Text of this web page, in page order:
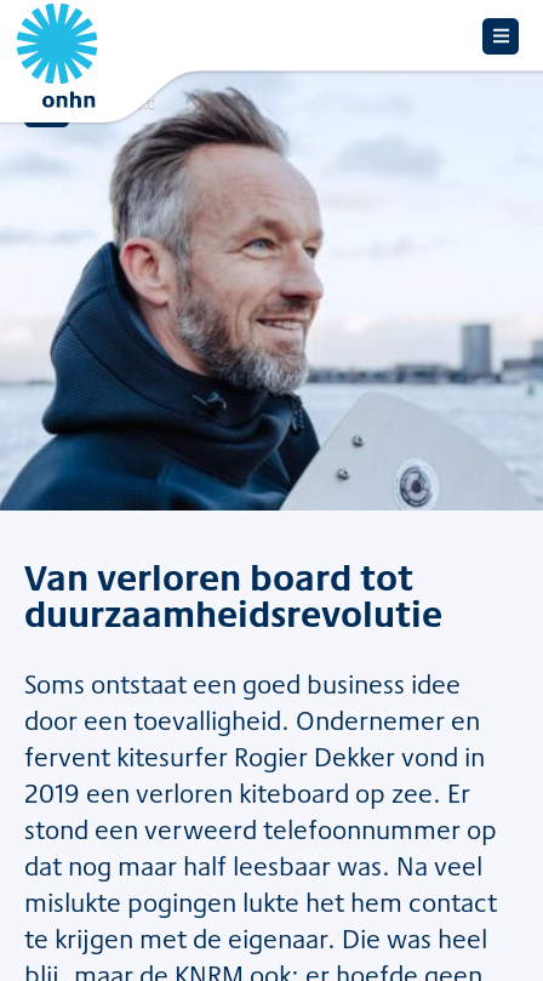
Overzicht
Van verloren board tot
duurzaamheidsrevolutie
Soms ontstaat een goed business idee
door een toevalligheid. Ondernemer en
fervent kitesurfer Rogier Dekker vond in
2019 een verloren kiteboard op zee. Er
stond een verweerd telefoonnummer op
dat nog maar half leesbaar was. Na veel
mislukte pogingen lukte het hem contact
te krijgen met de eigenaar. Die was heel